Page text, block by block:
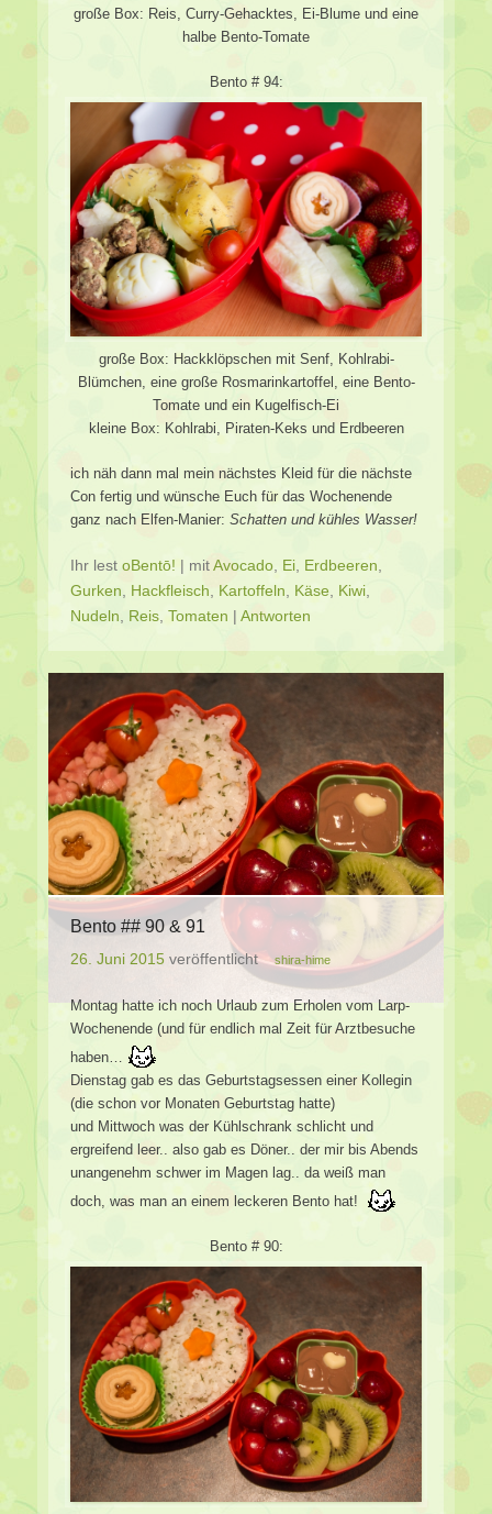
große Box: Reis, Curry-Gehacktes, Ei-Blume und eine
halbe Bento-Tomate
Bento # 94:
große Box: Hackklöpschen mit Senf, Kohlrabi-
Blümchen, eine große Rosmarinkartoffel, eine Bento-
Tomate und ein Kugelfisch-Ei
kleine Box: Kohlrabi, Piraten-Keks und Erdbeeren
ich näh dann mal mein nächstes Kleid für die nächste
Con fertig und wünsche Euch für das Wochenende
ganz nach Elfen-Manier: Schatten und kühles Wasser!
Ihr lest oBentō! | mitAvocado Ei Erdbeeren
Gurken
Hackfleisch Kartoffeln Käse Kiwi
Nudeln
Reis Tomaten | Antworten
Bento ## 90 & 91
26. Juni 2015 veröffentlicht shira-hime
Montag hatte ich noch Urlaub zum Erholen vom Larp-
Wochenende (und für endlich mal Zeit für Arztbesuche
haben…
Dienstag gab es das Geburtstagsessen einer Kollegin
(die schon vor Monaten Geburtstag hatte)
und Mittwoch was der Kühlschrank schlicht und
ergreifend leer.. also gab es Döner.. der mir bis Abends
unangenehm schwer im Magen lag.. da weiß man
doch, was man an einem leckeren Bento hat!
Bento # 90: